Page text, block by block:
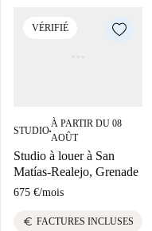
VÉRIFIÉ
STUDIO■
À PARTIR DU 08
AOÛT
Studio à louer à San
Matías-Realejo, Grenade
675 €/mois
euro FACTURES INCLUSES